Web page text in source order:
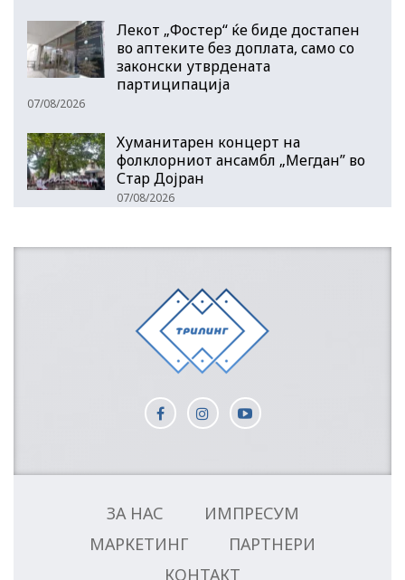
Лекот „Фостер“ ќе биде достапен
во аптеките без доплата, само со
законски утврдената
партиципација
07/08/2026
Хуманитарен концерт на
фолклорниот ансамбл „Мегдан” во
Стар Дојран
07/08/2026
ЗА НАС
ИМПРЕСУМ
МАРКЕТИНГ
ПАРТНЕРИ
КОНТАКТ